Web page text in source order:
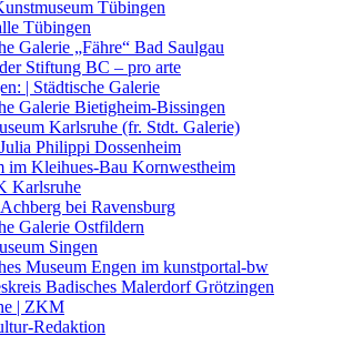
Ausschreibungen für Künstler
Tübingen
Tübingen
Galerie „Fähre“ Bad Saulgau
Stiftung BC – pro arte
| Städtische Galerie
Galerie Bietigheim-Bissingen
Karlsruhe (fr. Stdt. Galerie)
Philippi Dossenheim
im Kleihues-Bau Kornwestheim
Karlsruhe
bei Ravensburg
Galerie Ostfildern
Singen
Museum Engen im kunstportal-bw
Badisches Malerdorf Grötzingen
| ZKM
Redaktion